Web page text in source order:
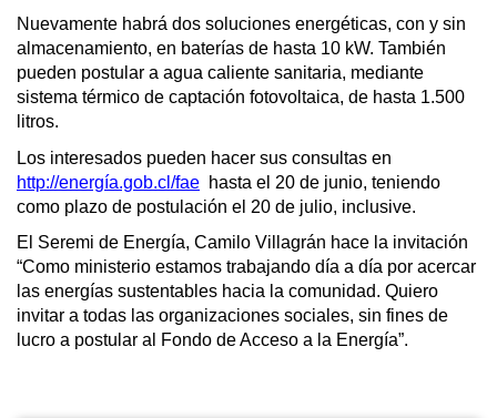
Nuevamente habrá dos soluciones energéticas, con y sin
almacenamiento, en baterías de hasta 10 kW. También
pueden postular a agua caliente sanitaria, mediante
sistema térmico de captación fotovoltaica, de hasta 1.500
litros.
Los interesados pueden hacer sus consultas en
http://energía.gob.cl/fae hasta el 20 de junio, teniendo
como plazo de postulación el 20 de julio, inclusive.
El Seremi de Energía, Camilo Villagrán hace la invitación
“Como ministerio estamos trabajando día a día por acercar
las energías sustentables hacia la comunidad. Quiero
invitar a todas las organizaciones sociales, sin fines de
lucro a postular al Fondo de Acceso a la Energía”.